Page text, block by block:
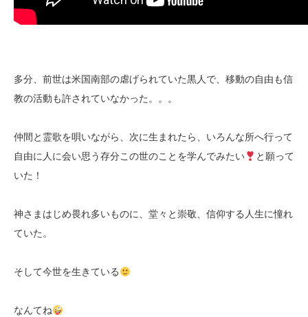
多分、前世は米国南部の虐げられていた黒人で、移動の自由も信
教の活動も許されていなかった。。。
仲間と霊歌を唄いながら、次に生まれたら、いろんな所へ行って
自由に人に会い思う存分この世のことを学んでみたい
と願って
いた！
神さまはじめ畏れ多いものに、堂々と崇敬、信仰する人生に憧れ
ていた。
そして今世を生きている
なんてね